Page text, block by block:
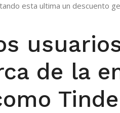
esta ultima un descuento
de la